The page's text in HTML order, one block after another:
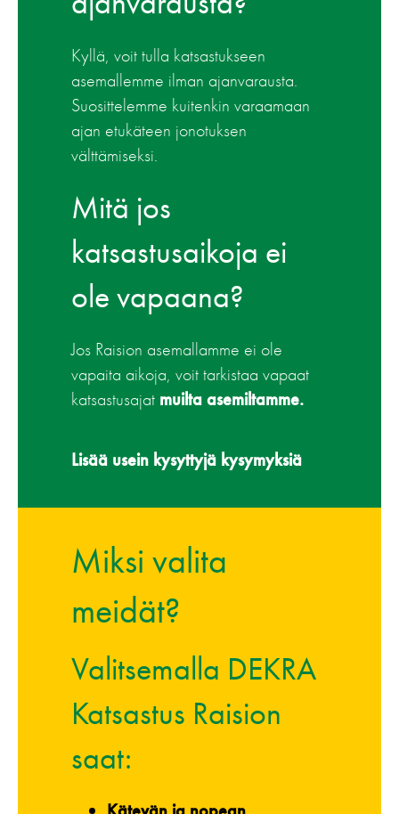
Kyllä, voit tulla katsastukseen
asemallemme ilman ajanvarausta.
Suosittelemme kuitenkin varaamaan
ajan etukäteen jonotuksen
välttämiseksi.
Mitä jos
katsastusaikoja ei
ole vapaana?
Jos Raision asemallamme ei ole
vapaita aikoja, voit tarkistaa vapaat
katsastusajat muilta asemiltamme.
Lisää usein kysyttyjä kysymyksiä
Miksi valita
meidät?
Valitsemalla DEKRA
Katsastus Raision
saat: